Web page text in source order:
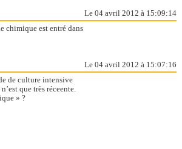
Le 04 avril 2012 à 15:09:14
chimique est entré dans
Le 04 avril 2012 à 15:07:16
de culture intensive
que très réceente.
» ?